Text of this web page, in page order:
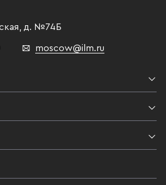
д. №74Б
moscow@ilm.ru